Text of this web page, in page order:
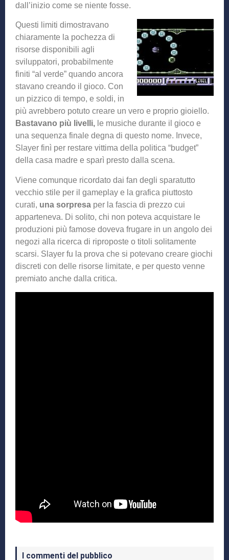
dall’inizio come se niente fosse.
Questi limiti dimostravano
chiaramente la pochezza di
risorse disponibili agli
sviluppatori, probabilmente
finiti “al verde” quando ancora
stavano creando il gioco. Con
un pizzico di tempo, e soldi, in
più avrebbero potuto creare un vero e proprio gioiello.
Bastavano più livelli, le musiche durante il gioco e
una sequenza finale degna di questo nome. Invece,
Slayer finì per restare vittima della politica “budget”
della casa madre e sparì presto dalla scena.
Viene comunque ricordato dai fan degli sparatutto
vecchio stile per il gameplay e la grafica piuttosto
curati, una sorpresa per la fascia di prezzo cui
apparteneva. Di solito, chi non poteva acquistare le
produzioni più famose doveva frugare in un angolo dei
negozi alla ricerca di riproposte o titoli solitamente
scarsi. Slayer fu la prova che si potevano creare giochi
discreti con delle risorse limitate, e per questo venne
premiato anche dalla critica.
I commenti del pubblico